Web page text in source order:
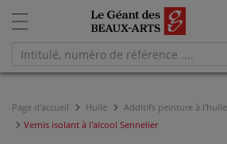
Page d'accueil Huile Additifs peinture à l'huile
Vernis isolant à l'alcool Sennelier